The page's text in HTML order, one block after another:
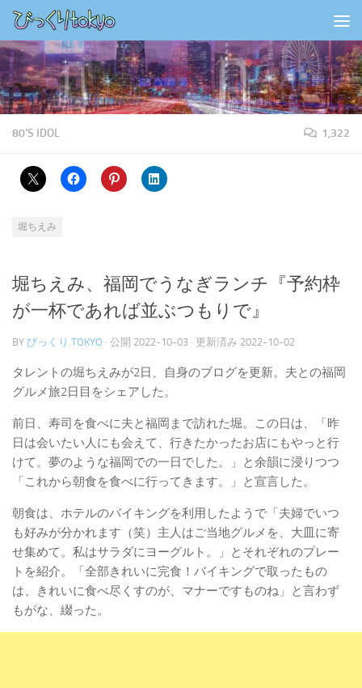
コンテンツの下
80'S IDOL 1,322
堀ちえみ
堀ちえみ、福岡でうなぎランチ『予約枠
が一杯であれば並ぶつもりで』
BY びっくり.TOKYO · 公開 2022-10-03 · 更新済み 2022-10-02
タレントの堀ちえみが2日、自身のブログを更新。夫との福岡
グルメ旅2日目をシェアした。
前日、寿司を食べに夫と福岡まで訪れた堀。この日は、「昨
日は会いたい人にも会えて、行きたかったお店にもやっと行
けて。夢のような福岡での一日でした。」と余韻に浸りつつ
「これから朝食を食べに行ってきます。」と宣言した。
朝食は、ホテルのバイキングを利用したようで「夫婦でいつ
も好みが分かれます（笑）主人はご当地グルメを、大皿に寄
せ集めて。私はサラダにヨーグルト。」とそれぞれのプレー
トを紹介。「全部きれいに完食！バイキングで取ったもの
は、きれいに食べ尽くすのが、マナーですものね」と言わず
もがな、綴った。